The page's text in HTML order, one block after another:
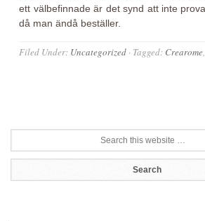
ett välbefinnade är det synd att inte
då man ändå beställer.
Filed Under: Uncategorized · Tagged: Crearome